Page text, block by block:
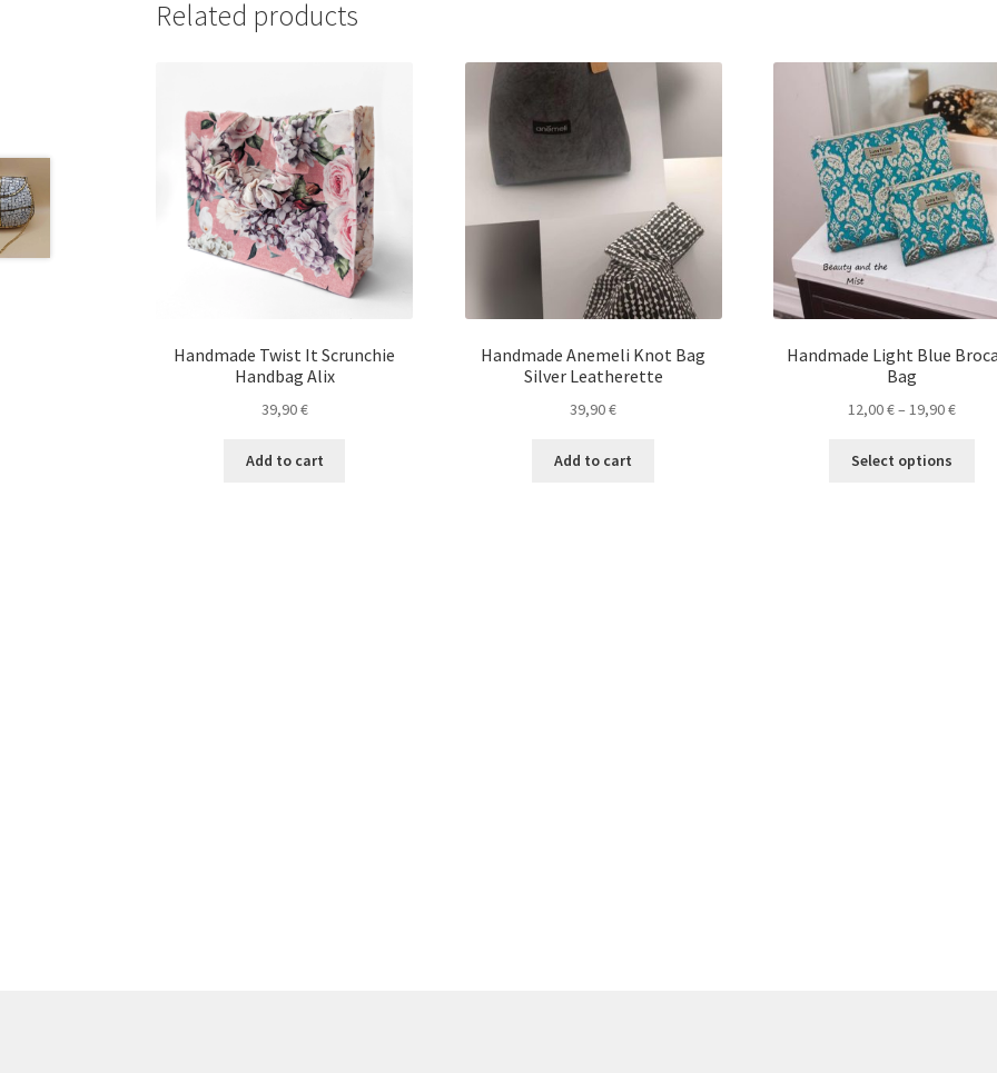
Related products
Handmade Twist It Scrunchie
Handbag Alix
39,90€
Add to cart
Handmade Anemeli Knot Bag
Silver Leatherette
39,90€
Add to cart
Handmade Light Blue
Bag
12,00€–19,90€
Select options